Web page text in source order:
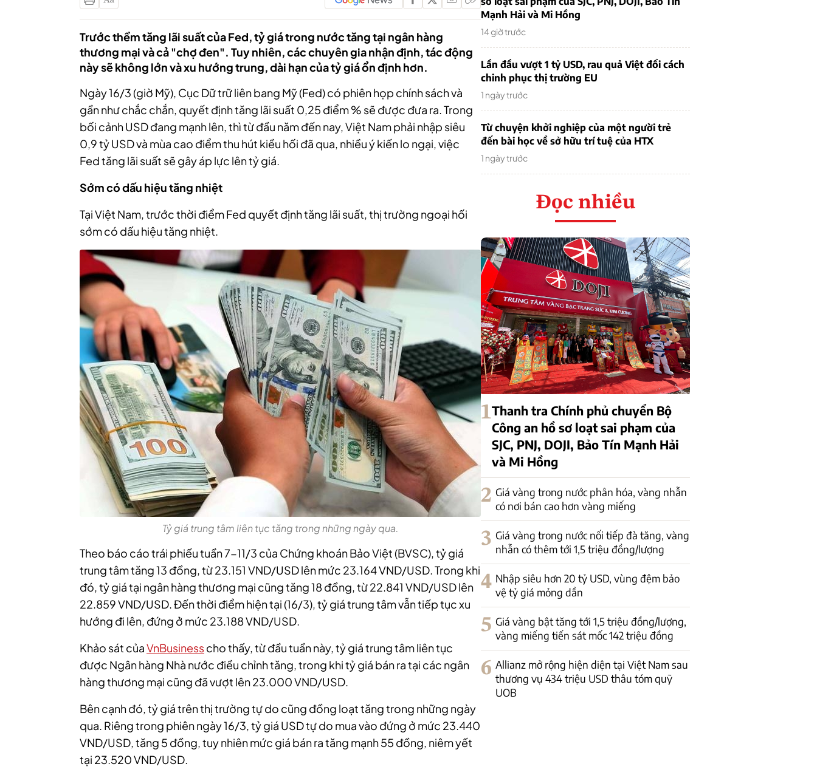
Trước thềm tăng lãi suất của Fed, tỷ giá trong nước tăng tại ngân hàng
thương mại và cả "chợ đen". Tuy nhiên, các chuyên gia nhận định, tác động
này sẽ không lớn và xu hướng trung, dài hạn của tỷ giá ổn định hơn.
Ngày 16/3 (giờ Mỹ), Cục Dữ trữ liên bang Mỹ (Fed) có phiên họp chính sách và
gần như chắc chắn, quyết định tăng lãi suất 0,25 điểm % sẽ được đưa ra. Trong
bối cảnh USD đang mạnh lên, thì từ đầu năm đến nay, Việt Nam phải nhập siêu
0,9 tỷ USD và mùa cao điểm thu hút kiều hối đã qua, nhiều ý kiến lo ngại, việc
Fed tăng lãi suất sẽ gây áp lực lên tỷ giá.
Sớm có dấu hiệu tăng nhiệt
Tại Việt Nam, trước thời điểm Fed quyết định tăng lãi suất, thị trường ngoại hối
sớm có dấu hiệu tăng nhiệt.
Tỷ giá trung tâm liên tục tăng trong những ngày qua.
Theo báo cáo trái phiếu tuần 7-11/3 của Chứng khoán Bảo Việt (BVSC), tỷ giá
trung tâm tăng 13 đồng, từ 23.151 VND/USD lên mức 23.164 VND/USD. Trong khi
đó, tỷ giá tại ngân hàng thương mại cũng tăng 18 đồng, từ 22.841 VND/USD lên
22.859 VND/USD. Đến thời điểm hiện tại (16/3), tỷ giá trung tâm vẫn tiếp tục xu
hướng đi lên, đứng ở mức 23.188 VND/USD.
Khảo sát củaVnBusinesscho thấy, từ đầu tuần này, tỷ giá trung tâm liên tục
được Ngân hàng Nhà nước điều chỉnh tăng, trong khi tỷ giá bán ra tại các ngân
hàng thương mại cũng đã vượt lên 23.000 VND/USD.
Bên cạnh đó, tỷ giá trên thị trường tự do cũng đồng loạt tăng trong những ngày
qua. Riêng trong phiên ngày 16/3, tỷ giá USD tự do mua vào đứng ở mức 23.440
VND/USD, tăng 5 đồng, tuy nhiên mức giá bán ra tăng mạnh 55 đồng, niêm yết
tại 23.520 VND/USD.
Mạnh Hải và Mi Hồng
14 giờ trước
Lần đầu vượt 1 tỷ USD, rau quả Việt đổi cách
chinh phục thị trường EU
1 ngày trước
Từ chuyện khởi nghiệp của một người trẻ
đến bài học về sở hữu trí tuệ của HTX
1 ngày trước
Đọc nhiều
1Thanh tra Chính phủ chuyển Bộ
Công an hồ sơ loạt sai phạm của
SJC, PNJ, DOJI, Bảo Tín Mạnh Hải
và Mi Hồng
2 Giá vàng trong nước phân hóa, vàng nhẫn
có nơi bán cao hơn vàng miếng
3 Giá vàng trong nước nối tiếp đà tăng, vàng
nhẫn có thêm tới 1,5 triệu đồng/lượng
4 Nhập siêu hơn 20 tỷ USD, vùng đệm bảo
vệ tỷ giá mỏng dần
5 Giá vàng bật tăng tới 1,5 triệu đồng/lượng,
vàng miếng tiến sát mốc 142 triệu đồng
6 Allianz mở rộng hiện diện tại Việt Nam sau
thương vụ 434 triệu USD thâu tóm quỹ
UOB